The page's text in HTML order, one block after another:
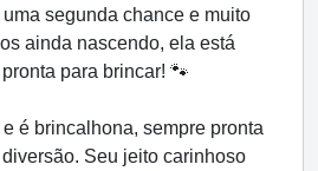
segunda chance e muito
ainda nascendo, ela está
para brincar! 🐾
é brincalhona, sempre pronta
Seu jeito carinhoso